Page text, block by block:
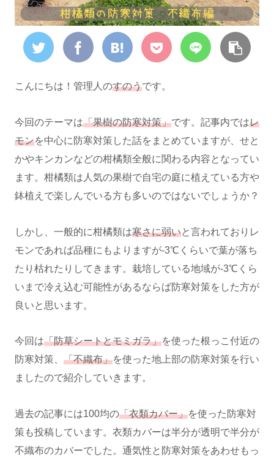
こんにちは！管理人のすのうです。
今回のテーマは「果樹の防寒対策」です。記事内ではレ
モンを中心に防寒対策した話をまとめていますが、せと
かやキンカンなどの柑橘類全般に関わる内容となってい
ます。柑橘類は人気の果樹で自宅の庭に植えている方や
鉢植えで楽しんでいる方も多いのではないでしょうか？
しかし、一般的に柑橘類は寒さに弱いと言われておりレ
モンであれば品種にもよりますが-3℃くらいで葉が落ち
たり枯れたりしてきます。栽培している地域が-3℃くら
いまで冷え込む可能性があるならば防寒対策をした方が
良いと思います。
今回は「防草シートとモミガラ」を使った根っこ付近の
防寒対策、 「不織布」を使った地上部の防寒対策を行い
ましたので紹介していきます。
過去の記事には100均の「衣類カバー」を使った防寒対
策も投稿しています。衣類カバーは半分が透明で半分が
不織布のカバーでした。通気性と防寒対策をあわせもっ